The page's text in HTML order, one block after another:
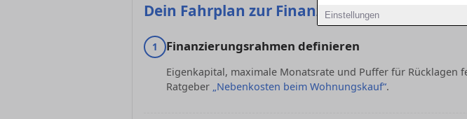
Einstellungen
Dein Fahrplan zur Finanzierungszusage für
1 Finanzierungsrahmen definieren
Eigenkapital, maximale Monatsrate und Puffer für Rücklagen
Ratgeber „Nebenkosten beim Wohnungskauf“.